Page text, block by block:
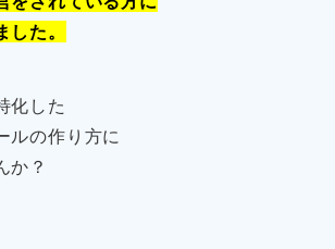
た。
化した
ルの作り方に
か？